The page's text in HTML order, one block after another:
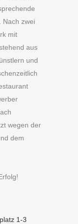
Nach zwei
mit
aus
und
wegen der
dem
1-3